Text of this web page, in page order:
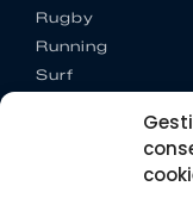
Rugby
Running
Surf
CONTACTO